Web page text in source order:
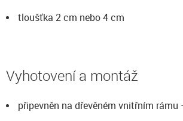
tloušťka 2 cm nebo 4 cm
Vyhotovení a montáž
připevněn na dřevěném vnitřním